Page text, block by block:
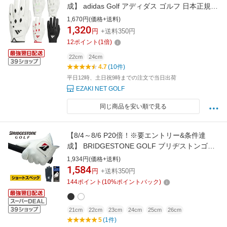
成】 adidas Golf アディダス ゴルフ 日本正規品
マルチフィット 24 合成皮革 メンズ ゴルフグロ
ーブ ( 左手用 ) 「 IKL21 」 【当店在庫品】
1,670円(価格+送料)
1,320 円 +送料350円
12ポイント (1倍)
22cm 24cm
4.7(10件)
平日12時、土日祝9時までの注文で当日出荷
EZAKI NET GOLF
同じ商品を安い順で見る
【8/4～8/6 P20倍！※要エントリー&条件達
成】 BRIDGESTONE GOLF ブリヂストンゴル
フ 日本正規品 TOUR GLOVE ツアーグローブ
ショートスペック 人工皮革 メンズ ゴルフグロ
ーブ ( 左手用 ) 2026新製品 「 GL2602 」 【当
1,934円(価格+送料)
1,584 円 +送料350円
144ポイント (10%ポイントバック)
21cm 22cm 23cm 24cm 25cm 26cm
5(1件)